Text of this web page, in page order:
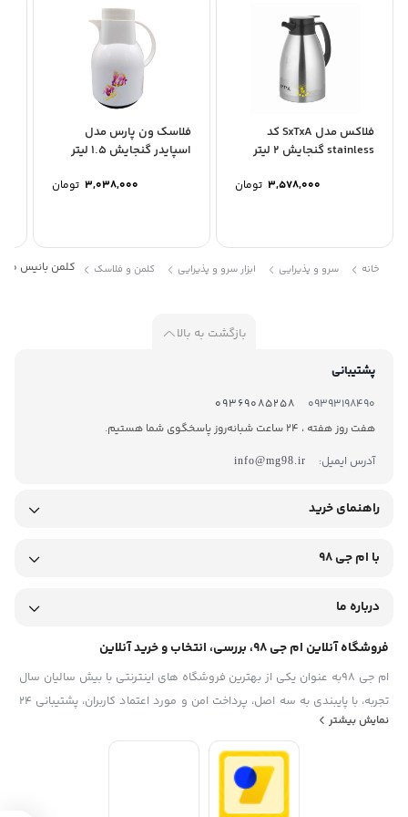
فلاکس مدل SxTxA کد
stainless گنجایش 2 لیتر
3,578,000 تومان
فلاسک ون پارس مدل
اسپایدر گنجایش 1.5 لیتر
3,038,000 تومان
خانه سرو و پذیرایی ابزار سرو و پذیرایی کلمن و فلاسک کلمن بانیس مدل
بازگشت به بالا
پشتیبانی
09393198490
09369085258
هفت روز هفته ، 24 ساعت شبانه‌روز پاسخگوی شما هستیم.
آدرس ایمیل:
info@mg98.ir
راهنمای خرید
با ام جی 98
درباره ما
فروشگاه آنلاین ام جی 98، بررسی، انتخاب و خرید آنلاین
ام جی 98به عنوان یکی از بهترین فروشگاه های اینترنتی با بیش سالیان سال
تجربه، با پایبندی به سه اصل، پرداخت امن و مورد اعتماد کاربران، پشتیبانی 24
ساعته و تضمین اصل‌بودن کالا موفق شده تا همگام با فروشگاه‌های معتبر
ایران، به یکی از بهترین فروشگاه اینترنتی ایران تبدیل شود. به محض ورود به
سایت ام جی 98 با دنیایی از کالا رو به رو می‌شوید! هر آنچه که نیاز دارید و به
ذهن شما خطور می‌کند در اینجا پیدا خواهید کرد.تشکر از همراهی و اعتماد
نمایش بیشتر